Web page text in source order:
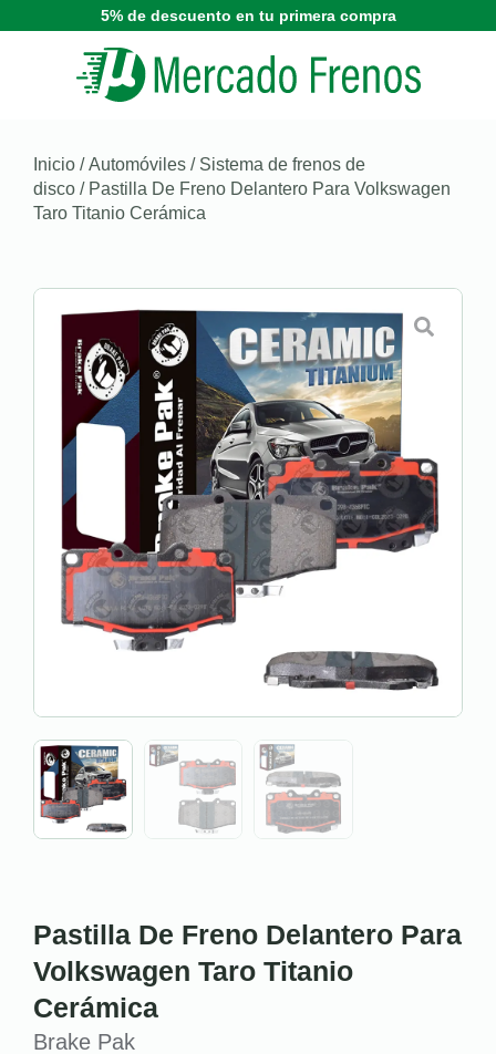
5% de descuento en tu primera compra
Inicio /Automóviles / Sistema de frenos de
disco / Pastilla De Freno Delantero Para Volkswagen
Taro Titanio Cerámica
Pastilla De Freno Delantero Para
Volkswagen Taro Titanio
Cerámica
Brake Pak